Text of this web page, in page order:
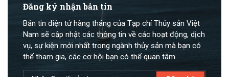
dinh dưỡng và không có các
vật nuôi khác xâm hại.
Đăng ký nhận bản tin
Bản tin điện tử hàng tháng của Tạp chí Thủy sản Việt
Nam sẽ cập nhật các thông tin về các hoạt động, dịch
vụ, sự kiện mới nhất trong ngành thủy sản mà bạn có
thể tham gia, các cơ hội bạn có thể quan tâm.